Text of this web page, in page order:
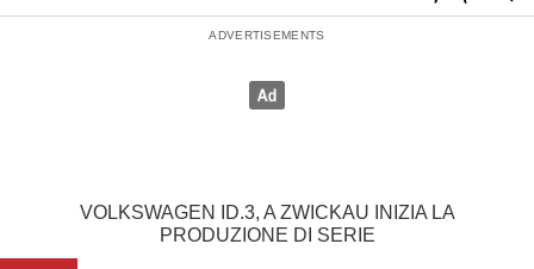
VOLKSWAGEN ID.3, A ZWICKAU INIZIA LA
PRODUZIONE DI SERIE